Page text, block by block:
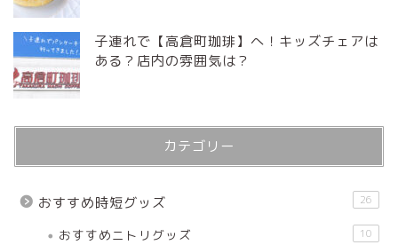
子連れで【高倉町珈琲】へ！キッズチェアは
ある？店内の雰囲気は？
カテゴリー
おすすめ時短グッズ 26
おすすめニトリグッズ 10